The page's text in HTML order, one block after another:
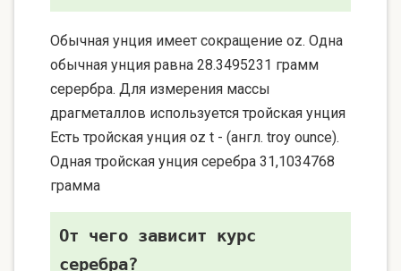
Обычная унция имеет сокращение oz. Одна
обычная унция равна 28.3495231 грамм
серербра. Для измерения массы
драгметаллов используется тройская унция
Есть тройская унция oz t - (англ. troy ounce).
Одная тройская унция серебра 31,1034768
грамма
От чего зависит курс
серебра?